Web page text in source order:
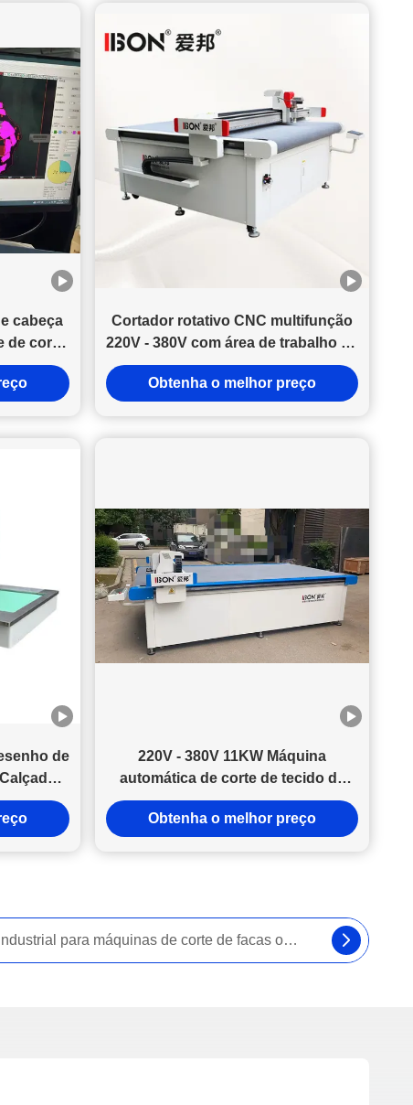
qualidade do corte afeta diretamente o grau do produto final.
O Desafio que Enfrentaram Antes da automação, a fábrica
dependia fortemente de processos de corte semiautomáticos.
Com o aumento de seus pedidos no exterior, vários
problemas se tornaram mais evidentes: A precisão do corte
era inconsistente O desperdício de material era maior do que
o esperado A velocidade de produção não conseguia
acompanhar pedidos de grande volume Os custos de mão de
obra continuavam a subir Clientes de ponta exigiam
tolerâncias mais rigorosas Para materiais de fibra de
carbono, mesmo pequenos desvios de corte podem levar à
rejeição do produto. A gerência da fábrica percebeu que
continuar com métodos tradicionais limitaria seu crescimento.
Eles precisavam de umasolução de corte digital industrial,
Corte Automática IB1625 Após avaliação técnica e testes de
amostra, o cliente finalmente selecionou o sistema de corte
automático com faca oscilante IB1625 da IBON. O que os
convenceu não foram apenas as especificações da máquina,
cabeça
de corte
precisão
Cortador rotativo CNC multifunção
220V - 380V com área de trabalho de
1600 x 1300 mm e precisão de
posicionamento de ±0,01 mm
Obtenha o melhor preço
de
1200 x
UV
220V - 380V 11KW Máquina
automática de corte de tecido de
grande formato personalizada para
estruturas de sombra ao ar livre
Obtenha o melhor preço
Ferramenta de oscilação elétrica EOT - Corte de alta precisão com durabilidade industrial e calor e atrito mínimos para tecidos pré-preg